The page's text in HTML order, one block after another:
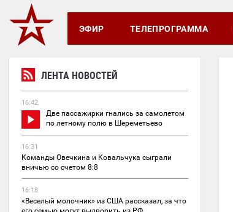
ЭФИР ТЕЛЕПРОГРАММА
ЛЕНТА НОВОСТЕЙ
16:42
Две пассажирки гнались за самолетом
по летному полю в Шереметьево
16:31
Команды Овечкина и Ковальчука сыграли
вничью со счетом 8:8
16:18
«Веселый молочник» из США рассказал, за что